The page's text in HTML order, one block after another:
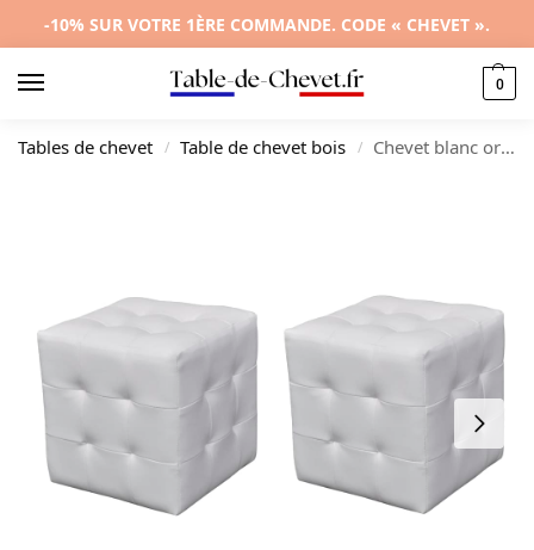
-10% SUR VOTRE 1ÈRE COMMANDE. CODE « CHEVET ».
0
Tables de chevet / Table de chevet bois / Chevet blanc original moderne suspendu, 30x30x30cm